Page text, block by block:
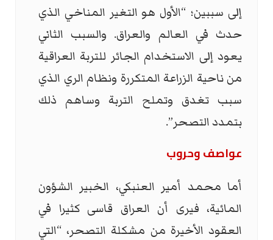
إلى سببين؛ “الأول هو التغير المناخي الذي
حدث في العالم والعراق. والسبب الثاني
يعود إلى الاستخدام الجائر للتربة العراقية
من ناحية الزراعة المتكررة ونظام الري الذي
سبب تغدق وتملح التربة وساهم ذلك
بتمدد التصحر”.
عواصف وحروب
أما محمد أمير العنبكي، الخبير الشؤون
المائية، فيرى أن العراق قاسى كثيرا في
العقود الأخيرة من مشكلة التصحر، “التي